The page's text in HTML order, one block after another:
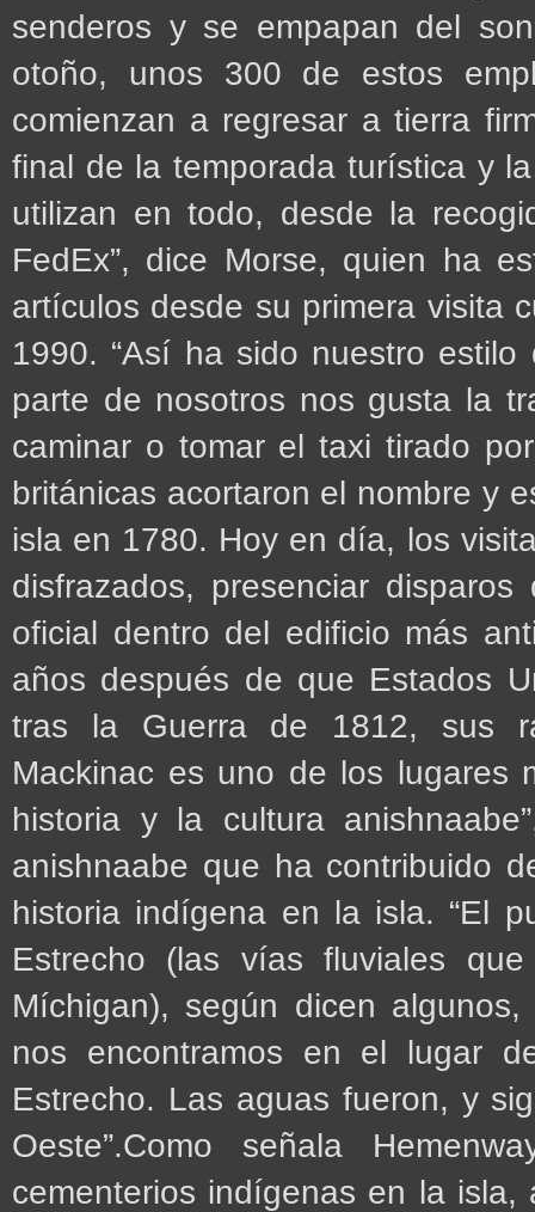
senderos y se empapan del
otoño, unos 300 de estos
comienzan a regresar a tierra
final de la temporada turística y
utilizan en todo, desde la
FedEx”, dice Morse, quien ha
artículos desde su primera visita
1990. “Así ha sido nuestro estilo
parte de nosotros nos gusta la
caminar o tomar el taxi tirado
británicas acortaron el nombre y
isla en 1780. Hoy en día, los
disfrazados, presenciar
oficial dentro del edificio más
años después de que Estados
tras la Guerra de 1812, sus
Mackinac es uno de los lugares
historia y la cultura
anishnaabe que ha contribuido
historia indígena en la isla. “El
Estrecho (las vías fluviales
Míchigan), según dicen
nos encontramos en el lugar
Estrecho. Las aguas fueron, y
Oeste”.Como señala
cementerios indígenas en la